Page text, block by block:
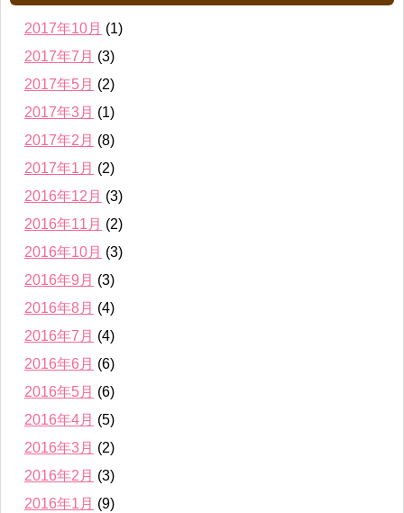
2017年10月 (1)
2017年7月 (3)
2017年5月 (2)
2017年3月 (1)
2017年2月 (8)
2017年1月 (2)
2016年12月 (3)
2016年11月 (2)
2016年10月 (3)
2016年9月 (3)
2016年8月 (4)
2016年7月 (4)
2016年6月 (6)
2016年5月 (6)
2016年4月 (5)
2016年3月 (2)
2016年2月 (3)
2016年1月 (9)